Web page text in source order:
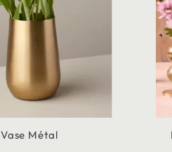
Vase Métal